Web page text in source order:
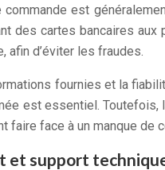
est
des cartes bancaires
afin d’éviter les fraudes.
fournies et la
est essentiel. Toutefois,
faire face à un manque de
et support